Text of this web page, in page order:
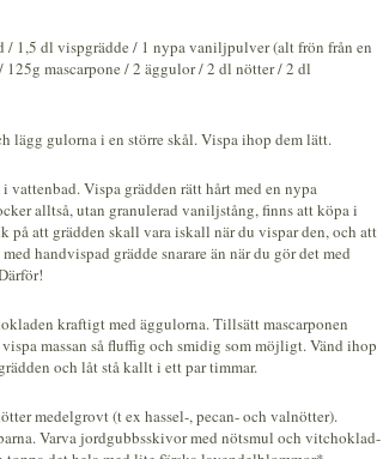
1,5 dl vispgrädde / 1 nypa vaniljpulver (alt frön från en
mascarpone / 2 äggulor / 2 dl nötter / 2 dl
lägg gulorna i en större skål. Vispa ihop dem lätt.
vattenbad. Vispa grädden rätt hårt med en nypa
alltså, utan granulerad vaniljstång, finns att köpa i
på att grädden skall vara iskall när du vispar den, och att
handvispad grädde snarare än när du gör det med
kraftigt med äggulorna. Tillsätt mascarponen
massan så fluffig och smidig som möjligt. Vänd ihop
och låt stå kallt i ett par timmar.
medelgrovt (t ex hassel-, pecan- och valnötter).
Varva jordgubbsskivor med nötsmul och vitchoklad-